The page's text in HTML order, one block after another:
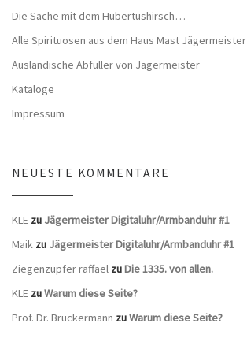
Die Sache mit dem Hubertushirsch…
Alle Spirituosen aus dem Haus Mast Jägermeister
Ausländische Abfüller von Jägermeister
Kataloge
Impressum
NEUESTE KOMMENTARE
KLE zu Jägermeister Digitaluhr/Armbanduhr #1
Maik zu Jägermeister Digitaluhr/Armbanduhr #1
Ziegenzupfer raffael zuDie 1335. von allen.
KLE zuWarum diese Seite?
Prof. Dr. Bruckermann zuWarum diese Seite?